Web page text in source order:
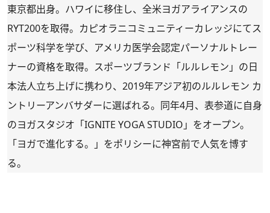
東京都出身。ハワイに移住し、全米ヨガアライアンスの
RYT200を取得。カピオラニコミュニティーカレッジにてス
ポーツ科学を学び、アメリカ医学会認定パーソナルトレー
ナーの資格を取得。スポーツブランド「ルルレモン」の日
本法人立ち上げに携わり、2019年アジア初のルルレモン カ
ントリーアンバサダーに選ばれる。同年4月、表参道に自身
のヨガスタジオ 「IGNITE YOGA STUDIO」 をオープン。
「ヨガで進化する。」をポリシーに神宮前で人気を博す
る。